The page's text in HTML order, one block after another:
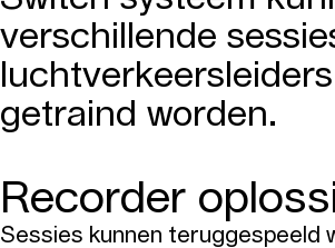
verschillende
getraind worden.
Recorder
Sessies kunnen teruggespeeld